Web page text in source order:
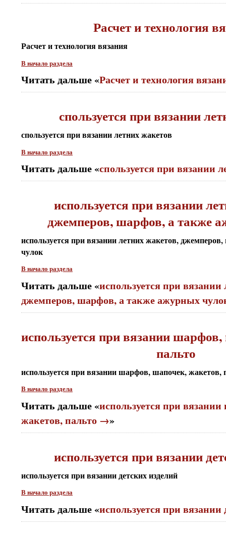
Расчет и технология
Расчет и технология вязания
В начало раздела
Читать дальше «Расчет и технология
спользуется при вязании
спользуется при вязании летних жакетов
В начало раздела
Читать дальше «спользуется при вязании
используется при вязании
джемперов, шарфов, а также
используется при вязании летних жакетов,
чулок
В начало раздела
Читать дальше «используется при
джемперов, шарфов, а также ажурных
используется при вязании
пальто
используется при вязании шарфов, шапочек, жакетов,
В начало раздела
Читать дальше «используется при
жакетов, пальто →»
используется при вязании
используется при вязании детских изделий
В начало раздела
Читать дальше «используется при